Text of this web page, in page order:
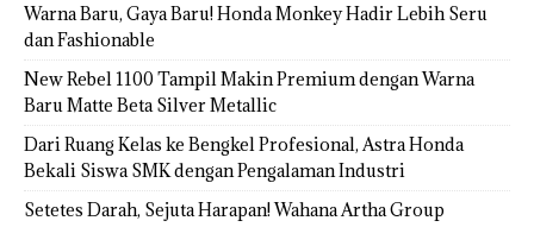
Warna Baru, Gaya Baru! Honda Monkey Hadir Lebih Seru
dan Fashionable
New Rebel 1100 Tampil Makin Premium dengan Warna
Baru Matte Beta Silver Metallic
Dari Ruang Kelas ke Bengkel Profesional, Astra Honda
Bekali Siswa SMK dengan Pengalaman Industri
Setetes Darah, Sejuta Harapan! Wahana Artha Group